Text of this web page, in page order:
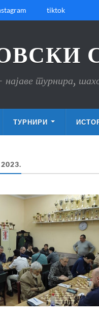
tiktok
најаве турнира,
ТУРНИРИ